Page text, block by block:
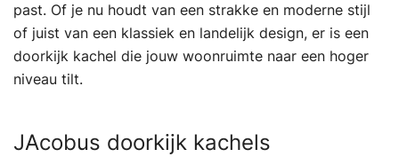
past. Of je nu houdt van een strakke en moderne stijl
of juist van een klassiek en landelijk design, er is een
doorkijk kachel die jouw woonruimte naar een hoger
niveau tilt.
JAcobus doorkijk kachels